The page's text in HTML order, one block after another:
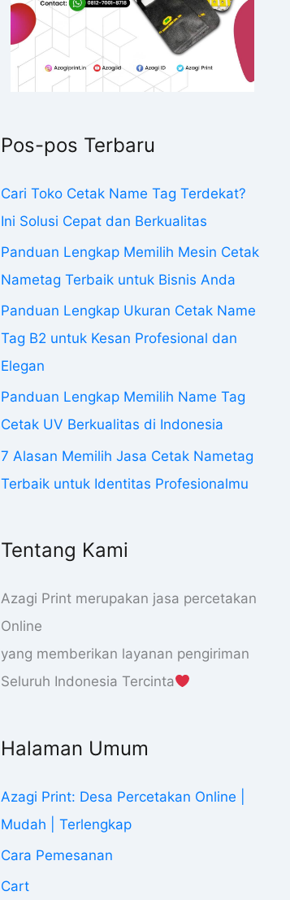
Pos-pos Terbaru
Cari Toko Cetak Name Tag Terdekat?
Ini Solusi Cepat dan Berkualitas
Panduan Lengkap Memilih Mesin Cetak
Nametag Terbaik untuk Bisnis Anda
Panduan Lengkap Ukuran Cetak Name
Tag B2 untuk Kesan Profesional dan
Elegan
Panduan Lengkap Memilih Name Tag
Cetak UV Berkualitas di Indonesia
7 Alasan Memilih Jasa Cetak Nametag
Terbaik untuk Identitas Profesionalmu
Tentang Kami
Azagi Print merupakan jasa percetakan
Online
yang memberikan layanan pengiriman
Seluruh Indonesia Tercinta
Halaman Umum
Azagi Print: Desa Percetakan Online |
Mudah | Terlengkap
Cara Pemesanan
Cart